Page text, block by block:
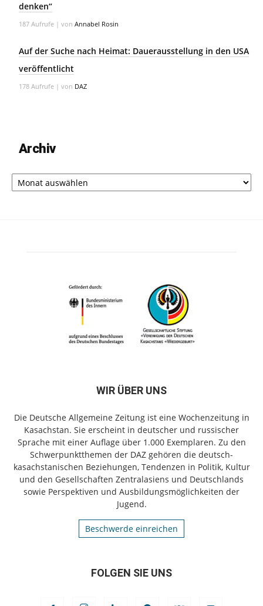
denken“
187 Aufrufe | von Annabel Rosin
Auf der Suche nach Heimat: Dauerausstellung in den USA
veröffentlicht
178 Aufrufe | von DAZ
Archiv
Archiv
WIR ÜBER UNS
Die Deutsche Allgemeine Zeitung ist eine Wochenzeitung in
Kasachstan. Sie erscheint in deutscher und russischer
Sprache mit einer Auflage über 1.000 Exemplaren. Zu den
Schwerpunktthemen der DAZ gehören die deutsch-
kasachstanischen Beziehungen, Tendenzen in Politik, Kultur
und den Gesellschaften Zentralasiens und Deutschlands
sowie Perspektiven und Ausbildungsmöglichkeiten der
Jugend.
Beschwerde einreichen
FOLGEN SIE UNS